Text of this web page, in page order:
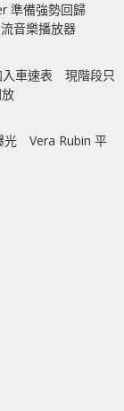
準備強勢回歸
音樂播放器
入車速表 現階段只
光 Vera Rubin 平